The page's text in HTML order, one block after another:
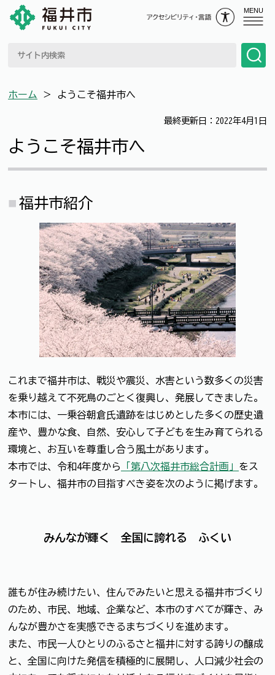
MENU
ホーム ＞ ようこそ福井市へ
最終更新日：2022年4月1日
ようこそ福井市へ
福井市紹介
これまで福井市は、戦災や震災、水害という数多くの災害
を乗り越えて不死鳥のごとく復興し、発展してきました。
本市には、一乗谷朝倉氏遺跡をはじめとした多くの歴史遺
産や、豊かな食、自然、安心して子どもを生み育てられる
環境と、お互いを尊重し合う風土があります。
本市では、令和4年度から
「第八次福井市総合計画」 をス
タートし、福井市の目指すべき姿を次のように掲げます。
みんなが輝く 全国に誇れる ふくい
誰もが住み続けたい、住んでみたいと思える福井市づくり
のため、市民、地域、企業など、本市のすべてが輝き、み
んなが豊かさを実感できるまちづくりを進めます。
また、市民一人ひとりのふるさと福井に対する誇りの醸成
と、全国に向けた発信を積極的に展開し、人口減少社会の